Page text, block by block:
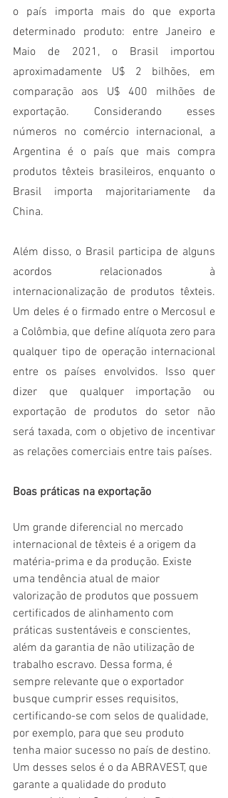
o país importa mais do que exporta
determinado produto: entre Janeiro e
Maio de 2021, o Brasil importou
aproximadamente U$ 2 bilhões, em
comparação aos U$ 400 milhões de
exportação. Considerando esses
números no comércio internacional, a
Argentina é o país que mais compra
produtos têxteis brasileiros, enquanto o
Brasil importa majoritariamente da
China.
Além disso, o Brasil participa de alguns
acordos relacionados à
internacionalização de produtos têxteis.
Um deles é o firmado entre o Mercosul e
a Colômbia, que define alíquota zero para
qualquer tipo de operação internacional
entre os países envolvidos. Isso quer
dizer que qualquer importação ou
exportação de produtos do setor não
será taxada, com o objetivo de incentivar
as relações comerciais entre tais países.
Boas práticas na exportação
Um grande diferencial no mercado
internacional de têxteis é a origem da
matéria-prima e da produção. Existe
uma tendência atual de maior
valorização de produtos que possuem
certificados de alinhamento com
práticas sustentáveis e conscientes,
além da garantia de não utilização de
trabalho escravo. Dessa forma, é
sempre relevante que o exportador
busque cumprir esses requisitos,
certificando-se com selos de qualidade,
por exemplo, para que seu produto
tenha maior sucesso no país de destino.
Um desses selos é o da ABRAVEST, que
garante a qualidade do produto